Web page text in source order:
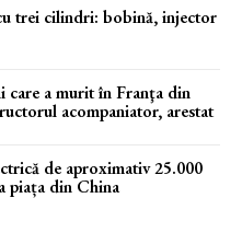
trei cilindri: bobină, injector
care a murit în Franţa din
acompaniator, arestat
de aproximativ 25.000
piața din China